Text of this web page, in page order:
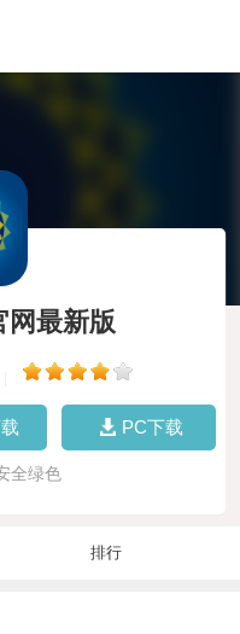
网最新版
PC下载
全绿色
排行